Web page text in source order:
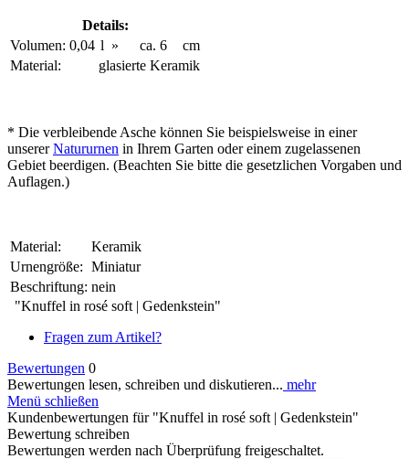
Details:
Volumen: 0,04 l » ca. 6
cm
Material:
glasierte Keramik
* Die verbleibende Asche können Sie beispielsweise in einer
unsererNatururnen in Ihrem Garten oder einem zugelassenen
Gebiet beerdigen. (Beachten Sie bitte die gesetzlichen Vorgaben und
Auflagen.)
Material:
Keramik
Urnengröße: Miniatur
Beschriftung: nein
"Knuffel in rosé soft | Gedenkstein"
Fragen zum Artikel?
Bewertungen 0
Bewertungen lesen, schreiben und diskutieren... mehr
Menü schließen
Kundenbewertungen für "Knuffel in rosé soft | Gedenkstein"
Bewertung schreiben
Bewertungen werden nach Überprüfung freigeschaltet.